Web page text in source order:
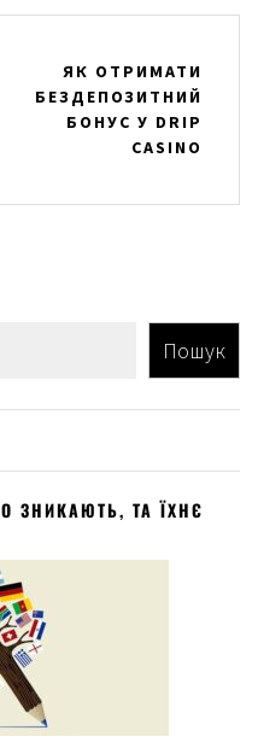
ЯК ОТРИМАТИ
БЕЗДЕПОЗИТНИЙ
БОНУС У DRIP
CASINO
Пошук
ЗНИКАЮТЬ, ТА ЇХНЄ